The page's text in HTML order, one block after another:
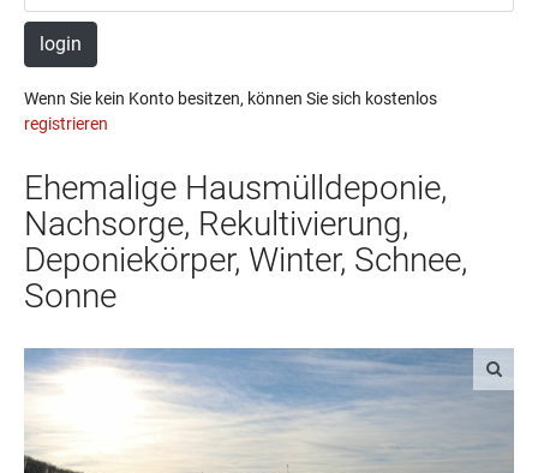
login
Wenn Sie kein Konto besitzen, können Sie sich kostenlos
registrieren
Ehemalige Hausmülldeponie,
Nachsorge, Rekultivierung,
Deponiekörper, Winter, Schnee,
Sonne